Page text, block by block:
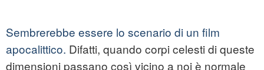
Sembrerebbe essere lo scenario di un film
apocalittico. Difatti, quando corpi celesti di queste
dimensioni passano così vicino a noi è normale